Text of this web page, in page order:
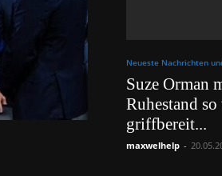
Neueste Nachrichten
Suze Orman
Ruhestand
griffbereit...
maxwelhelp -